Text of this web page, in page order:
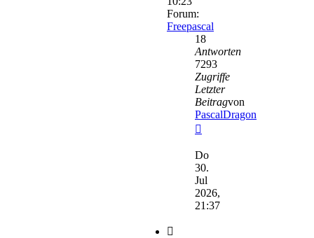
Forum:
Freepascal
18
Antworten
7293
Zugriffe
Letzter
Beitragvon
PascalDragon
Beitrag
Do
30.
Jul
2026,
21:37